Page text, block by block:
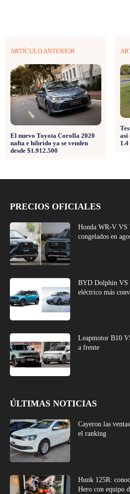
ARTÍCULO ANTERIOR
El nuevo Toyota Corolla 2020
nafta e híbrido ya se venden
desde $1.912.500
así
1.4
PRECIOS OFICIALES
Honda WR-V VS
congelados en
BYD Dolphin VS
eléctrico más
Leapmotor B10
a frente
ÚLTIMAS NOTICIAS
Cayeron las
el ranking
Hunk 125R:
Hero con equipo